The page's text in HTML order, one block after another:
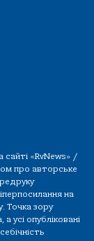
сайті «RvNews» /
про авторське
на
Точка зору
усі опубліковані